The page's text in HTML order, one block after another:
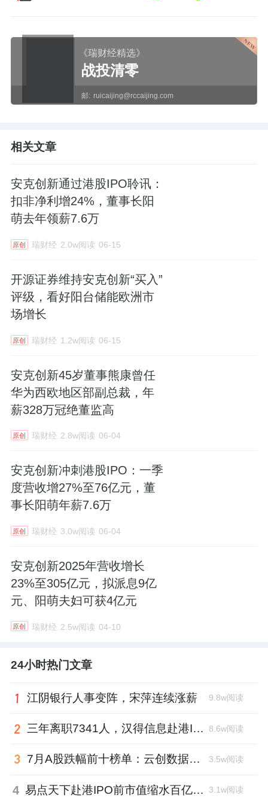
《瑞财经精选》
战投清零
邮: ruicaijing@rccaijing.com
相关文章
安克创新通过港股IPO聆讯：
扣非净利增24%，董事长阳
萌去年领薪7.6万
原创 瑞财经 2.0w阅读 06-15
开源证券维持安克创新“买入”
评级，看好阳台储能欧洲市
场增长
原创 瑞财经 1.2w阅读 06-15
安克创新45岁董事熊康曾任
华为西欧地区部副总裁，年
薪328万冠绝董监高
原创 瑞财经 2.8w阅读 06-04
安克创新冲刺港股IPO：一季
度营收增27%至76亿元，董
事长阳萌年薪7.6万
原创 瑞财经 3.0w阅读 06-04
安克创新2025年营收增长
23%至305亿元，拟派息9亿
元、阳萌夫妇可获4亿元
原创 瑞财经 2.5w阅读 04-10
24小时热门文章
江阴银行人事变阵，宋萍连续涨薪 9.8w阅读
三年离职7341人，汉得信息赴港IPO前欠缴社保1.55亿元 8.6w阅读
7月A股跌幅前十榜单：云创数据跌88.8%，西安奕材跌去六成市值 3.5w阅读
4 易点天下赴港IPO前市值缩水百亿，邹小武和创业伙伴收割了10亿 3.1w阅读